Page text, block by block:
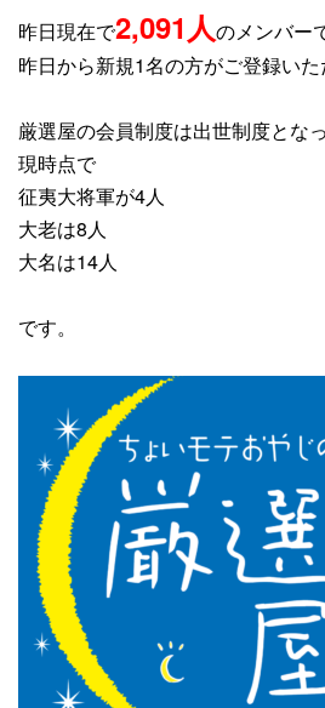
昨日現在で2,091 人のメンバー
昨日から新規1名の方がご登録いた
厳選屋の会員制度は出世制度とな
現時点で
征夷大将軍が4人
大老は8人
大名は14人
です。